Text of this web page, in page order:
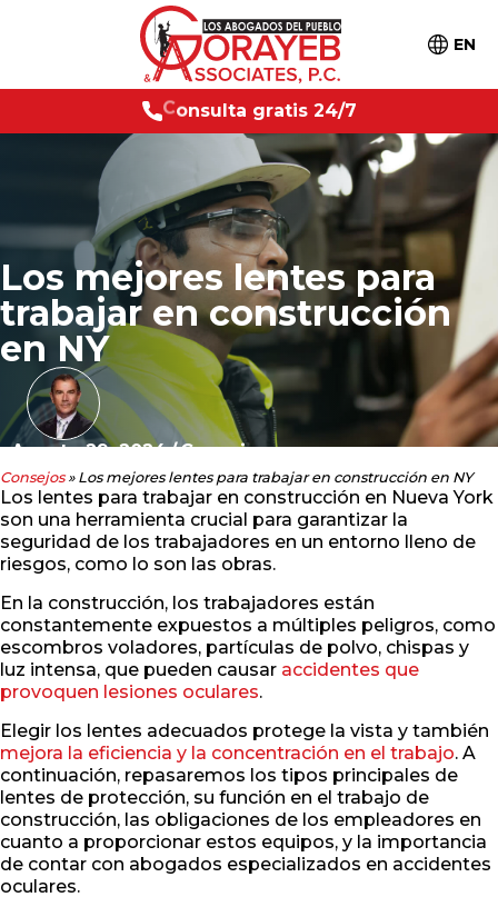
EN
Consulta gratis 24/7
Los mejores lentes para
trabajar en construcción
en NY
Agosto 29, 2024/Consejos
Consejos» Los mejores lentes para trabajar en construcción en NY
Los lentes para trabajar en construcción en Nueva York
son una herramienta crucial para garantizar la
seguridad de los trabajadores en un entorno lleno de
riesgos, como lo son las obras.
En la construcción, los trabajadores están
constantemente expuestos a múltiples peligros, como
escombros voladores, partículas de polvo, chispas y
luz intensa, que pueden causar accidentes que
provoquen lesiones oculares.
Elegir los lentes adecuados protege la vista y también
mejora la eficiencia y la concentración en el trabajo. A
continuación, repasaremos los tipos principales de
lentes de protección, su función en el trabajo de
construcción, las obligaciones de los empleadores en
cuanto a proporcionar estos equipos, y la importancia
de contar con abogados especializados en accidentes
oculares.